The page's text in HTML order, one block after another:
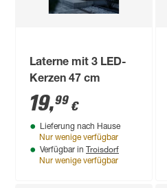
Laterne mit 3 LED-
Kerzen 47 cm
19,99 €
Lieferung nach Hause
Nur wenige verfügbar
Verfügbar in Troisdorf
Nur wenige verfügbar